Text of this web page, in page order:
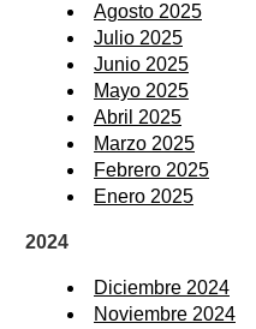
Agosto 2025
Julio 2025
Junio 2025
Mayo 2025
Abril 2025
Marzo 2025
Febrero 2025
Enero 2025
2024
Diciembre 2024
Noviembre 2024